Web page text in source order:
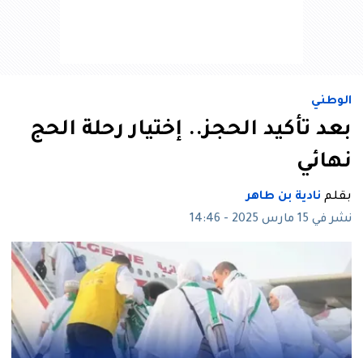
الوطني
بعد تأكيد الحجز.. إختيار رحلة الحج
نهائي
بقلم نادية بن طاهر
نشر في 15 مارس 2025 - 14:46